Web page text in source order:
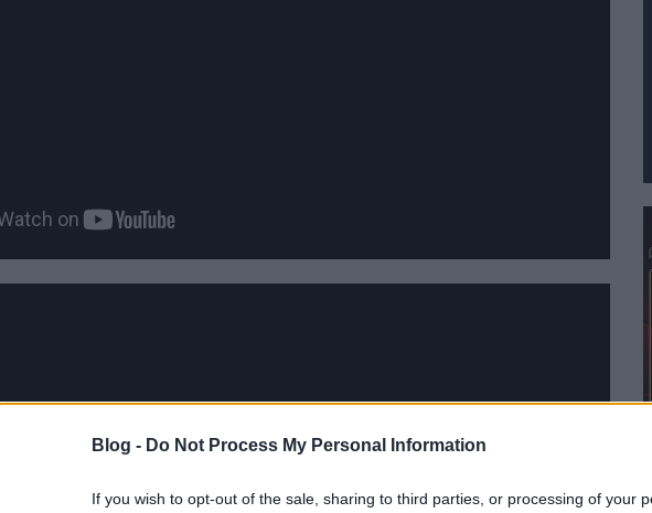
Blog - Do Not Process My Personal Information
If you wish to opt-out of the sale, sharing to third parties, or processing of your